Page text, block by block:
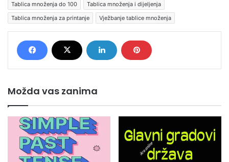
Tablica množenja do 100
Tablica množenja i dijeljenja
Tablica množenja za printanje
Vježbanje tablice množenja
Možda vas zanima